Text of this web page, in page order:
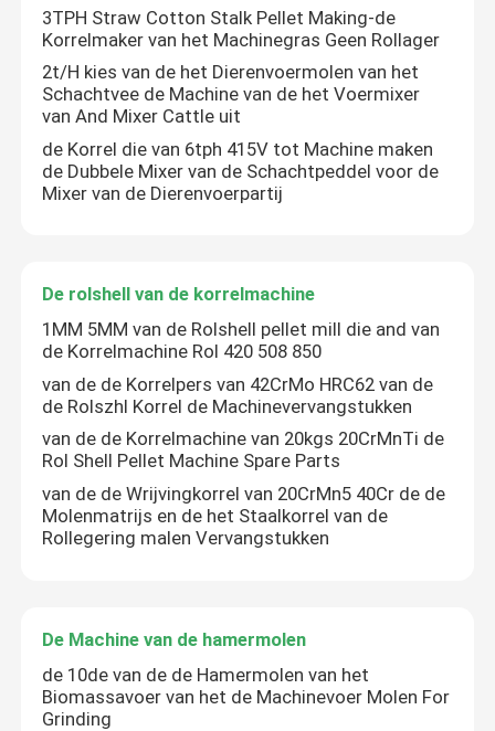
Houtbreker van biomassa
Transportapparatuur
Voederfabriek voor dieren
De Machine van de hamermolen
Biomassapelletmachine
Graanopslagplaatsen
3TPH Straw Cotton Stalk Pellet Making-de
Korrelmaker van het Machinegras Geen Rollager
2t/H kies van de het Dierenvoermolen van het
Schachtvee de Machine van de het Voermixer
van And Mixer Cattle uit
de Korrel die van 6tph 415V tot Machine maken
de Dubbele Mixer van de Schachtpeddel voor de
Mixer van de Dierenvoerpartij
De rolshell van de korrelmachine
1MM 5MM van de Rolshell pellet mill die and van
de Korrelmachine Rol 420 508 850
van de de Korrelpers van 42CrMo HRC62 van de
de Rolszhl Korrel de Machinevervangstukken
van de de Korrelmachine van 20kgs 20CrMnTi de
Rol Shell Pellet Machine Spare Parts
van de de Wrijvingkorrel van 20CrMn5 40Cr de de
Molenmatrijs en de het Staalkorrel van de
Rollegering malen Vervangstukken
De Machine van de hamermolen
de 10de van de de Hamermolen van het
Biomassavoer van het de Machinevoer Molen For
Grinding